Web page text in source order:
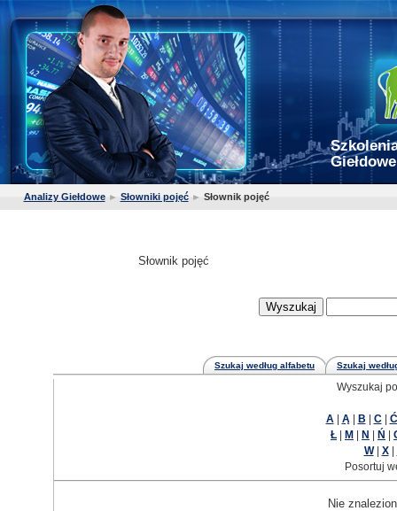
Giełdowe
Analizy Giełdowe ► Słowniki pojęć ► Słownik pojęć
Słownik pojęć
Szukaj według alfabetu Szukaj
Wyszukaj
A| Ą| B C| Ć
Ł
M N Ń
W| X|
Posortuj
Nie